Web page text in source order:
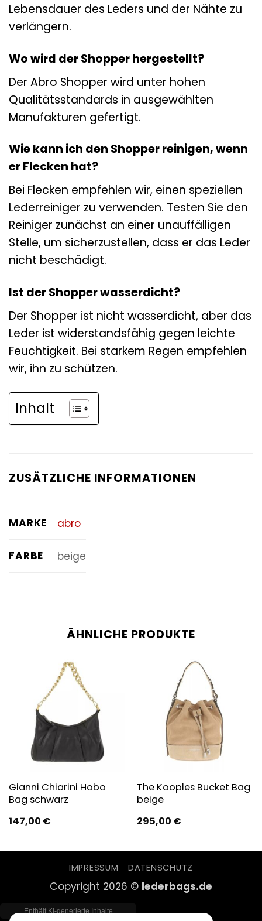
Lebensdauer des Leders und der Nähte zu
verlängern.
Wo wird der Shopper hergestellt?
Der Abro Shopper wird unter hohen
Qualitätsstandards in ausgewählten
Manufakturen gefertigt.
Wie kann ich den Shopper reinigen, wenn
er Flecken hat?
Bei Flecken empfehlen wir, einen speziellen
Lederreiniger zu verwenden. Testen Sie den
Reiniger zunächst an einer unauffälligen
Stelle, um sicherzustellen, dass er das Leder
nicht beschädigt.
Ist der Shopper wasserdicht?
Der Shopper ist nicht wasserdicht, aber das
Leder ist widerstandsfähig gegen leichte
Feuchtigkeit. Bei starkem Regen empfehlen
wir, ihn zu schützen.
Inhalt
ZUSÄTZLICHE INFORMATIONEN
MARKE abro
FARBE beige
ÄHNLICHE PRODUKTE
Gianni Chiarini Hobo
Bag schwarz
147,00 €
The Kooples Bucket Bag
beige
295,00 €
IMPRESSUM DATENSCHUTZ
Copyright 2026 © lederbags.de